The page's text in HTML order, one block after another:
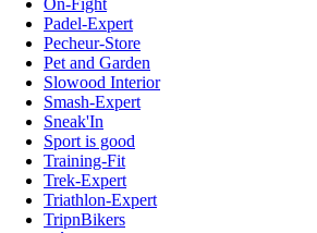
Padel-Expert
Pecheur-Store
Pet and Garden
Slowood Interior
Smash-Expert
Sneak'In
Sport is good
Training-Fit
Trek-Expert
Triathlon-Expert
TripnBikers